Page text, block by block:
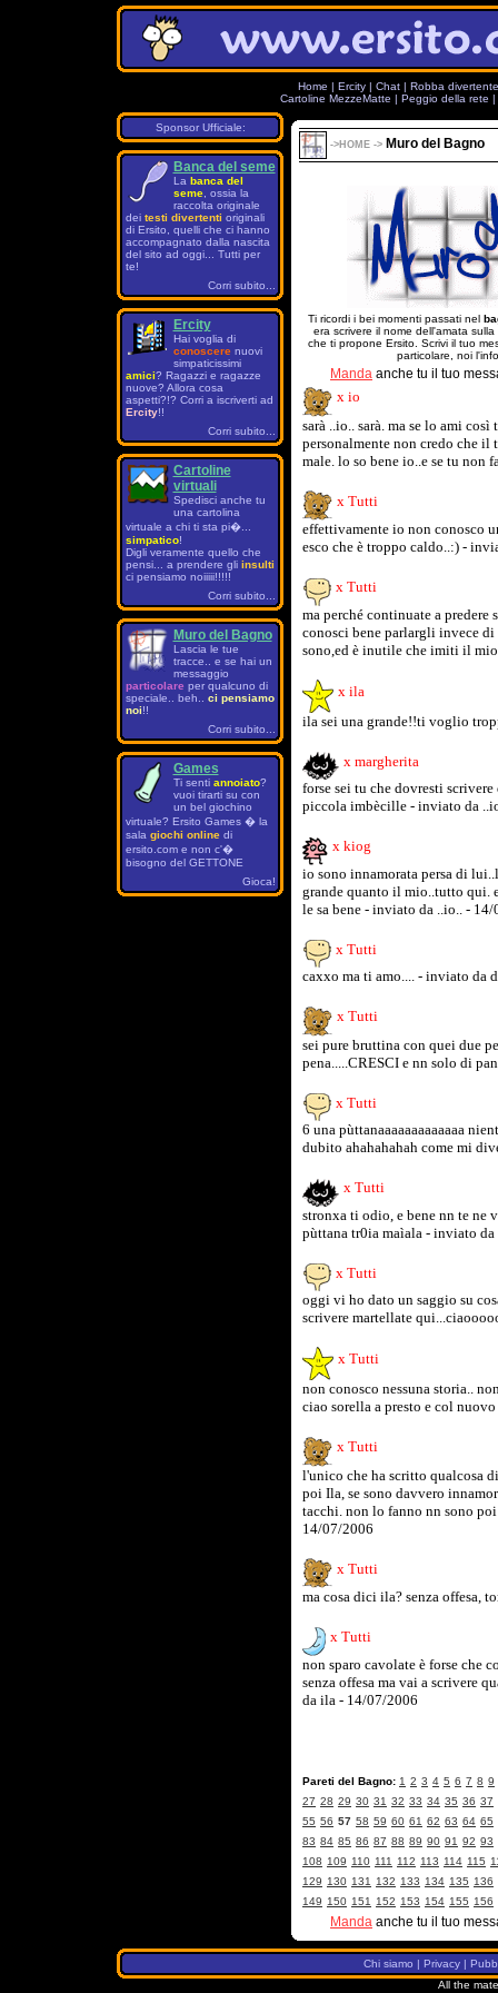
Home | Ercity | Chat | Robba
Cartoline MezzeMatte | Peggio della rete |
Sponsor Ufficiale:
Banca del seme
La banca del
seme, ossia la
raccolta originale
dei testi divertenti originali
di Ersito, quelli che ci hanno
accompagnato dalla nascita
del sito ad oggi... Tutti per
te!
Corri subito...
Ercity
Hai voglia di
conoscerenuovi
simpaticissimi
amici? Ragazzi e ragazze
nuove? Allora cosa
aspetti?!? Corri a iscriverti ad
Ercity!!
Corri subito...
Cartoline
virtuali
Spedisci anche tu
una cartolina
virtuale a chi ti sta pi�...
simpatico!
Digli veramente quello che
pensi... a prendere gli insulti
ci pensiamo noiiiii!!!!!
Corri subito...
Muro del Bagno
Lascia le tue
tracce.. e se hai un
messaggio
particolare per qualcuno di
speciale.. beh.. ci pensiamo
noi!!
Corri subito...
Games
Ti senti annoiato?
vuoi tirarti su con
un bel giochino
virtuale? Ersito Games � la
sala giochi onlinedi
ersito.com e non c'�
bisogno del GETTONE
Gioca!
-> HOME -> Muro del Bagno
Ti ricordi i bei momenti passati nel
era scrivere il nome dell'amata sulla
che ti propone Ersito. Scrivi il tuo
particolare, noi
Manda anche tu il tuo
x io
sarà ..io.. sarà. ma se lo ami
personalmente non credo che il
male. lo so bene io..e se tu
x Tutti
effettivamente io non conosco
esco che è troppo caldo..:) -
x Tutti
ma perché continuate a
conosci bene parlargli invece
sono,ed è inutile che imiti il
x ila
ila sei una grande!!ti voglio
x margherita
forse sei tu che dovresti
piccola imbècille - inviato da
x kiog
io sono innamorata persa di
grande quanto il mio..tutto qui.
le sa bene - inviato da ..io.. -
x Tutti
caxxo ma ti amo.... - inviato da
x Tutti
sei pure bruttina con quei due
pena.....CRESCI e nn solo di
x Tutti
6 una pùttanaaaaaaaaaaaaa
dubito ahahahahah come mi
x Tutti
stronxa ti odio, e bene nn te ne
pùttana tr0ia maìala - inviato
x Tutti
oggi vi ho dato un saggio su
scrivere martellate
x Tutti
non conosco nessuna storia..
ciao sorella a presto e col
x Tutti
l'unico che ha scritto qualcosa
poi Ila, se sono davvero
tacchi. non lo fanno nn sono
14/07/2006
x Tutti
ma cosa dici ila? senza offesa,
x Tutti
non sparo cavolate è forse che
senza offesa ma vai a scrivere
da ila - 14/07/2006
Pareti del Bagno: 1 2 3 4 5 6 7 8 9
27 28 29 30 31 32 33 34 35 36 37
55 56 57 58 59 60 61 62 63 64 65
83 84 85 86 87 88 89 90 91 92 93
108 109 110 111 112 113 114 115
129 130 131 132 133 134 135 136
149 150 151 152 153 154 155 156
Manda anche tu il tuo
Chi siamo | Privacy |
All the